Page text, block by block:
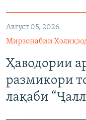
Август 05, 2026
Мирзонабии
Ҳаводории
размикори
лақаби